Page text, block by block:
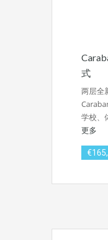
式
两层全
学校、
更多